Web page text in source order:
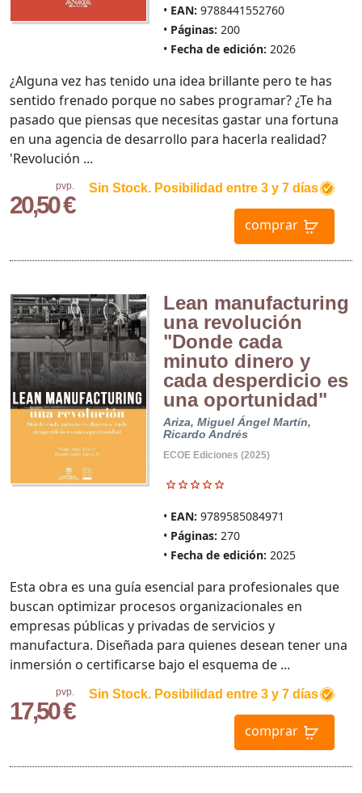
EAN: 9788441552760
Páginas: 200
Fecha de edición: 2026
pvp.
20,50 €
Sin Stock. Posibilidad entre 3 y 7 días
comprar
¿Alguna vez has tenido una idea brillante pero te has
sentido frenado porque no sabes programar? ¿Te ha
pasado que piensas que necesitas gastar una fortuna
en una agencia de desarrollo para hacerla realidad?
'Revolución ...
Lean manufacturing
una revolución
"Donde cada
minuto dinero y
cada desperdicio es
una oportunidad"
Ariza, Miguel Ángel Martín,
Ricardo Andrés
ECOE Ediciones (2025)
EAN: 9789585084971
Páginas: 270
Fecha de edición: 2025
pvp.
17,50 €
Sin Stock. Posibilidad entre 3 y 7 días
comprar
Esta obra es una guía esencial para profesionales que
buscan optimizar procesos organizacionales en
empresas públicas y privadas de servicios y
manufactura. Diseñada para quienes desean tener una
inmersión o certificarse bajo el esquema de ...